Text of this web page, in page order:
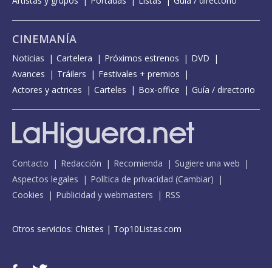
CINEMANÍA
Noticias Cartelera Próximos estrenos
DVD
Avances
Tráilers
Festivales + premios
Actores y actrices
Carteles Box-office Guía / directorio
Contacto Redacción Recomienda
Sugiere una web
Aspectos legales
Política de privacidad (Cambiar)
Cookies
Publicidad y webmasters RSS
Otros servicios: Chistes | Top10Listas.com